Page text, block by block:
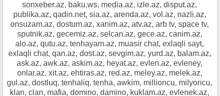
sonxeber.az, baku.ws, media.az, izle.az, disput.az,
publika.az, qadin.net, sia.az, arenda.az, vol.az, nazli.az,
onsuzam.az, dostum.az, xanim.az, atv.az, arb tv, space tv,
sputnik.az, gecemiz.az, selcan.az, gece.az, canim.az,
alo.az, qutu.az, tenhayam.az, muasir chat, exlaqli sayt,
exlaqli chat, qan.az, dost.az, sevgim.az, yurd.az, balam.az,
ask.az, awk.az, askim.az, heyat.az, evlen.az, evleney,
onlar.az, xit.az, ehtiras.az, red.az, meley.az, melek.az,
gul.az, dostluq, tenhaliq, tenha, awkim, millioncu, milyoncu,
klan, clan, mafia, domino, damino, kuklam.az, evlenek.az,